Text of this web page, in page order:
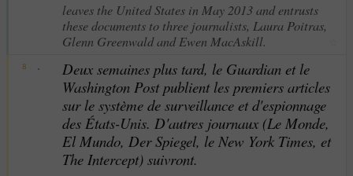
leaves the United States in May 2013 and entrusts
these documents to three journalists, Laura Poitras,
Glenn Greenwald and Ewen MacAskill.
8 ·
Deux semaines plus tard, le Guardian et le
Washington Post publient les premiers articles
sur le système de surveillance et d'espionnage
des États-Unis. D'autres journaux (Le Monde,
El Mundo, Der Spiegel, le New York Times, et
The Intercept) suivront.